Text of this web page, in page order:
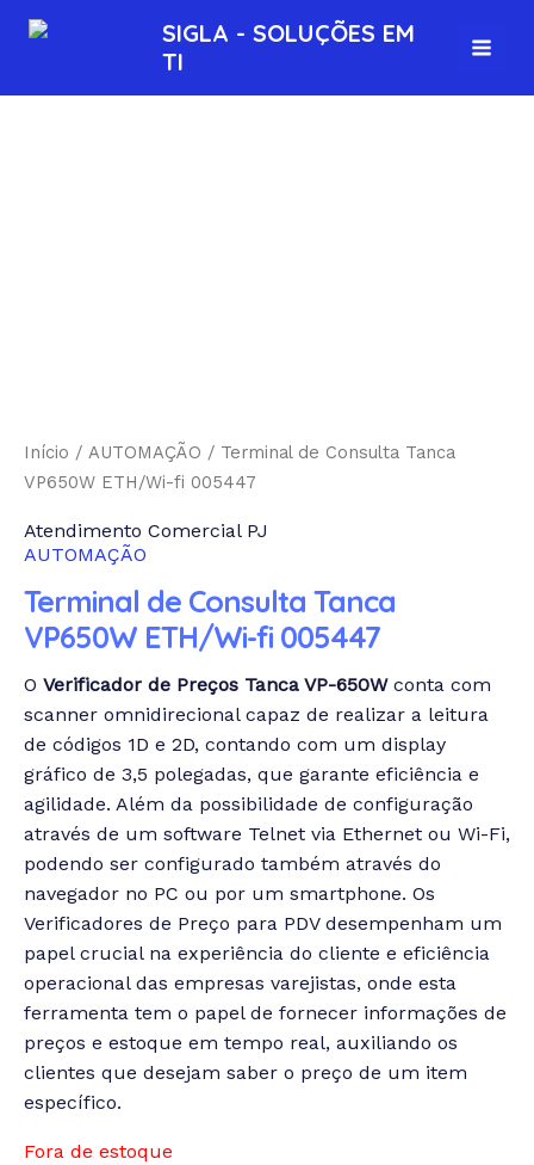
para
conteúdo
SIGLA - SOLUÇÕES EM
TI
Início / AUTOMAÇÃO / Terminal de Consulta Tanca
VP650W ETH/Wi-fi 005447
Atendimento Comercial PJ
AUTOMAÇÃO
Terminal de Consulta Tanca
VP650W ETH/Wi-fi 005447
O Verificador de Preços Tanca VP-650Wconta com
scanner omnidirecional capaz de realizar a leitura
de códigos 1D e 2D, contando com um display
gráfico de 3,5 polegadas, que garante eficiência e
agilidade. Além da possibilidade de configuração
através de um software Telnet via Ethernet ou Wi-Fi,
podendo ser configurado também através do
navegador no PC ou por um smartphone. Os
Verificadores de Preço para PDV desempenham um
papel crucial na experiência do cliente e eficiência
operacional das empresas varejistas, onde esta
ferramenta tem o papel de fornecer informações de
preços e estoque em tempo real, auxiliando os
clientes que desejam saber o preço de um item
específico.
Fora de estoque